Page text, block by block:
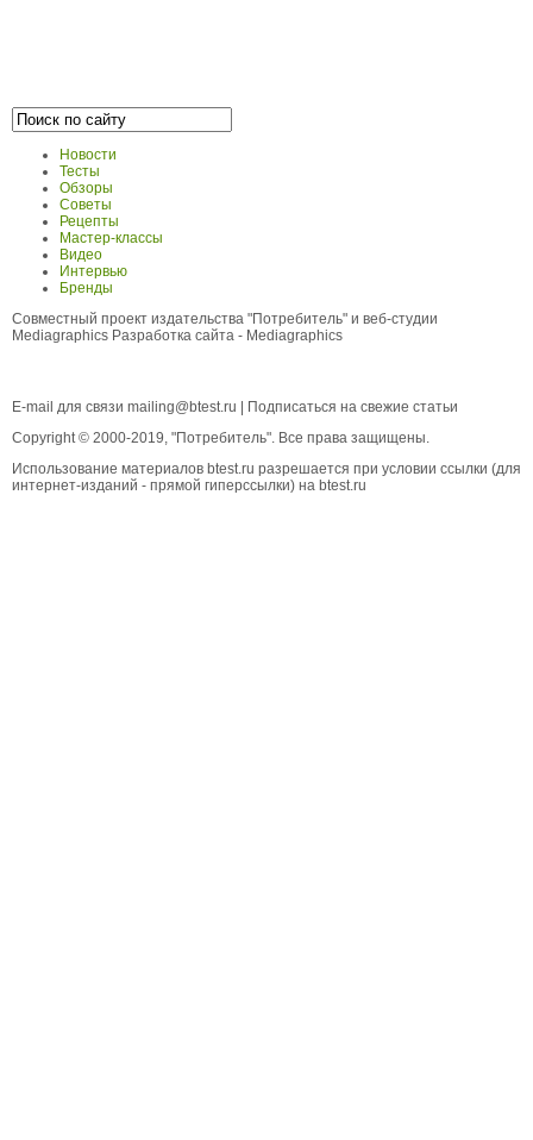
Новости
Тесты
Обзоры
Советы
Рецепты
Мастер-классы
Видео
Интервью
Бренды
Совместный проект издательства "Потребитель" и веб-студии
Mediagraphics Разработка сайта - Mediagraphics
E-mail для связи mailing@btest.ru
Подписаться на свежие статьи
Copyright © 2000-2019, "Потребитель". Все права защищены.
Использование материалов btest.ru разрешается при условии ссылки (для
интернет-изданий - прямой гиперссылки) на btest.ru